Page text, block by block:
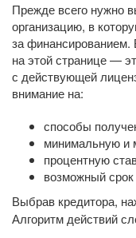
Прежде всего нужно
организацию, в
за
на этой странице —
с действующей
внимание на:
способы
минимальную и
процентную
возможный срок
Выбрав кредитора,
Алгоритм действий